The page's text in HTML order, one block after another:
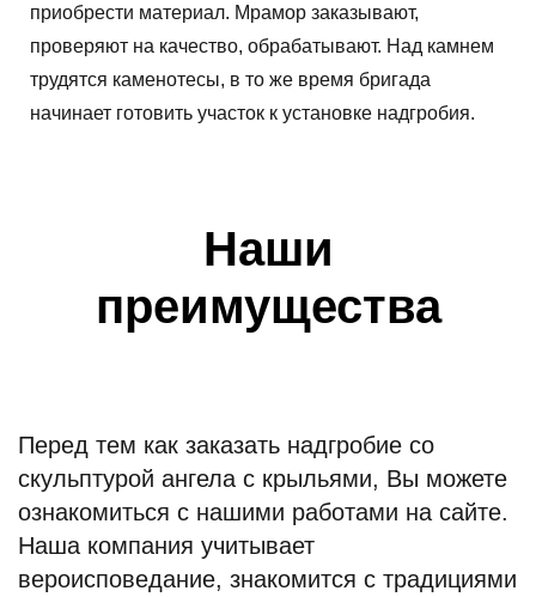
приобрести материал. Мрамор заказывают,
проверяют на качество, обрабатывают. Над камнем
трудятся каменотесы, в то же время бригада
начинает готовить участок к установке надгробия.
Наши
преимущества
Перед тем как заказать надгробие со
скульптурой ангела с крыльями, Вы можете
ознакомиться с нашими работами на сайте.
Наша компания учитывает
вероисповедание, знакомится с традициями